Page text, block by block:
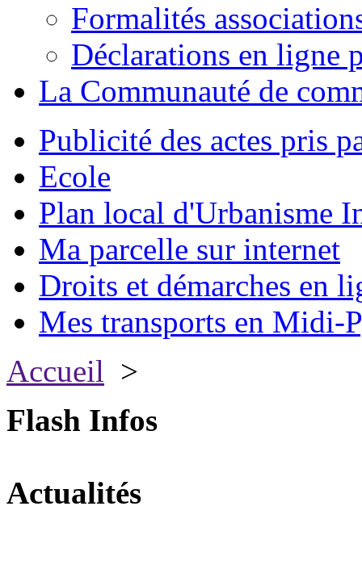
Formalités
Déclarations en ligne
La Communauté de
Publicité des actes pris
Ecole
Plan local d'Urbanisme
Ma parcelle sur internet
Droits et démarches en
Mes transports en Midi-
Accueil >
Flash Infos
Actualités